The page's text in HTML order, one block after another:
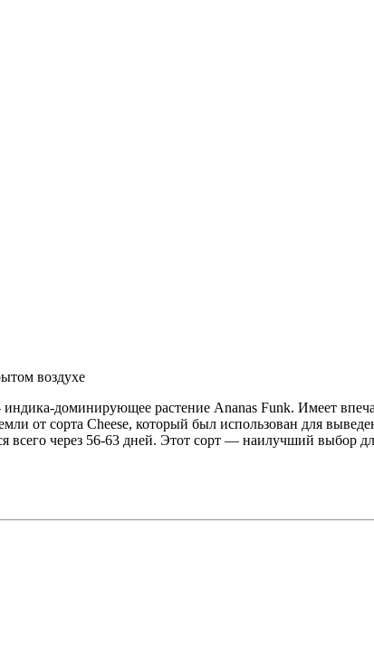
воздухе
доминирующее растение Ananas Funk. Имеет
от сорта Cheese, который был использован для
всего через 56-63 дней. Этот сорт — наилучший